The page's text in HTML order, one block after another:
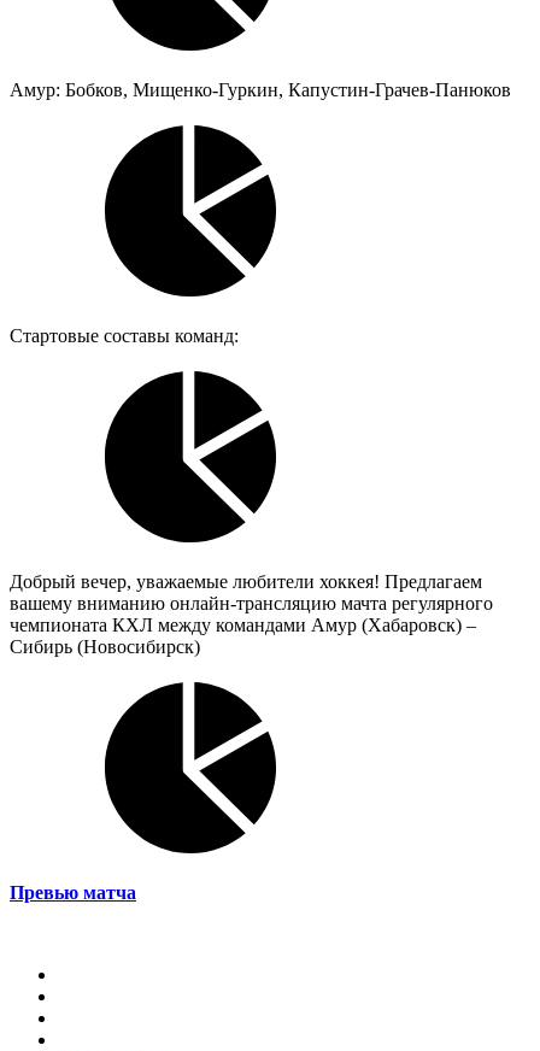
Амур: Бобков, Мищенко-Гуркин, Капустин-Грачев-Панюков
Стартовые составы команд:
Добрый вечер, уважаемые любители хоккея! Предлагаем
вашему вниманию онлайн-трансляцию мачта регулярного
чемпионата КХЛ между командами Амур (Хабаровск) –
Сибирь (Новосибирск)
Превью матча